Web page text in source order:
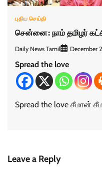
புதிய செய்தி
சென்னை: நாம் தமிழர்
Daily News Tamil December
Spread the love
Spread the love சீமான்
Leave a Reply